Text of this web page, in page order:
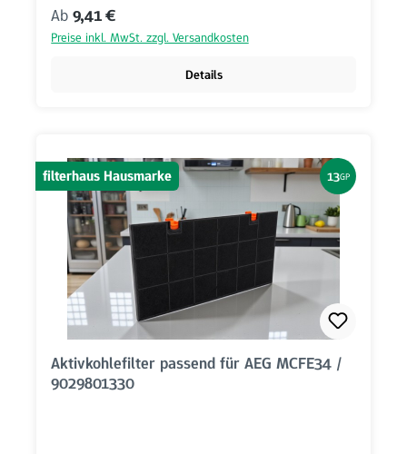
Regulärer Preis:
Ab 9,41 €
Preise inkl. MwSt. zzgl. Versandkosten
Details
filterhaus Hausmarke 13GP
Aktivkohlefilter passend für AEG MCFE34 /
9029801330